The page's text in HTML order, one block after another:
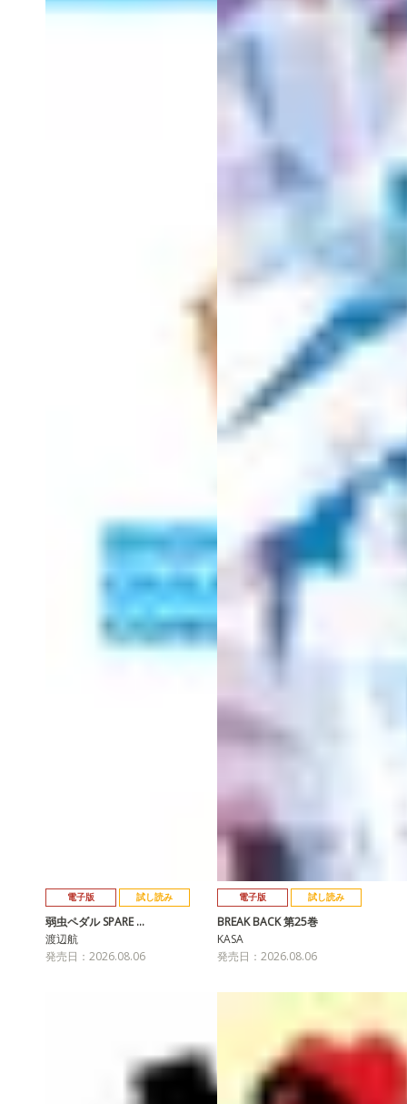
電子版 試し読み
弱虫ペダル SPARE …
渡辺航
発売日：2026.08.06
電子版 試し読み
BREAK BACK 第25巻
KASA
発売日：2026.08.06